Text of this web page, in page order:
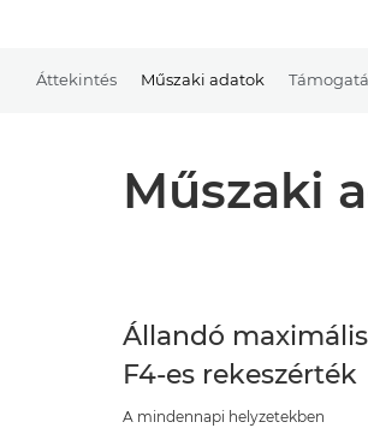
Áttekintés Műszaki adatok
Műszaki
Állandó maximális
F4-es rekeszérték
A mindennapi helyzetekben